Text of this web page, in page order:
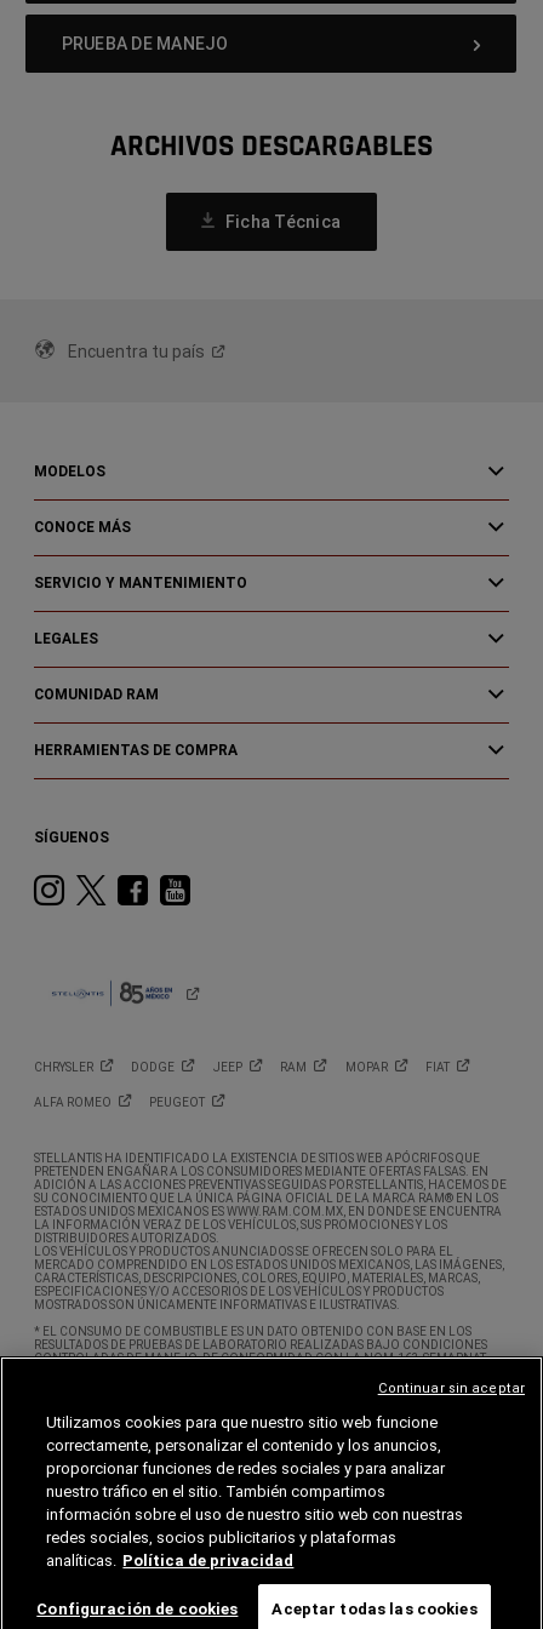
PRUEBA DE MANEJO
ARCHIVOS DESCARGABLES
Ficha Técnica
Encuentra tu país
MODELOS
CONOCE MÁS
SERVICIO Y MANTENIMIENTO
LEGALES
COMUNIDAD RAM
HERRAMIENTAS DE COMPRA
SÍGUENOS
Instagram
TwitterFacebook
Youtube
CHRYSLER DODGE JEEP RAM MOPAR FIAT
ALFA ROMEO PEUGEOT
STELLANTIS HA IDENTIFICADO LA EXISTENCIA DE SITIOS WEB APÓCRIFOS QUE
PRETENDEN ENGAÑAR A LOS CONSUMIDORES MEDIANTE OFERTAS FALSAS. EN
ADICIÓN A LAS ACCIONES PREVENTIVAS SEGUIDAS POR STELLANTIS, HACEMOS DE
SU CONOCIMIENTO QUE LA ÚNICA PÁGINA OFICIAL DE LA MARCA RAM® EN LOS
ESTADOS UNIDOS MEXICANOS ES WWW.RAM.COM.MX, EN DONDE SE ENCUENTRA
LA INFORMACIÓN VERAZ DE LOS VEHÍCULOS, SUS PROMOCIONES Y LOS
DISTRIBUIDORES AUTORIZADOS.
LOS VEHÍCULOS Y PRODUCTOS ANUNCIADOS SE OFRECEN SOLO PARA EL
MERCADO COMPRENDIDO EN LOS ESTADOS UNIDOS MEXICANOS, LAS IMÁGENES,
CARACTERÍSTICAS, DESCRIPCIONES, COLORES, EQUIPO, MATERIALES, MARCAS,
ESPECIFICACIONES Y/O ACCESORIOS DE LOS VEHÍCULOS Y PRODUCTOS
MOSTRADOS SON ÚNICAMENTE INFORMATIVAS E ILUSTRATIVAS.
* EL CONSUMO DE COMBUSTIBLE ES UN DATO OBTENIDO CON BASE EN LOS
RESULTADOS DE PRUEBAS DE LABORATORIO REALIZADAS BAJO CONDICIONES
CONTROLADAS DE MANEJO, DE CONFORMIDAD CON LA NOM-163-SEMARNAT-
AQUELLAS SUJETAS A VARIABLES QUE PUEDAN AFECTAR EL RENDIMIENTO DE
COMBUSTIBLE TALES COMO LA ALTITUD, LA TEMPERATURA AMBIENTE,
ESTE SITIO OBTIENE DATOS PERSONALES A TRAVÉS DE COOKIES Y WEB BEACONS. SI
DESEA SABER MÁS ACERCA DE CÓMO PODRÍA INHABILITAR LAS COOKIES, POR
FAVOR CONSULTE NUESTRO ÚLTIMO AVISO DE PRIVACIDAD. ASIMISMO LE
RECOMENDAMOS REVISAR LAS ACTUALIZACIONES REALIZADAS A NUESTRO AVISO
DE PRIVACIDAD PUBLICADAS EL DÍA 1 DE MARZO DE 2026.
© 2026 STELLANTIS MÉXICO, S.A. DE C.V. TODOS LOS DERECHOS RESERVADOS.
CHRYSLER®, DODGE®, JEEP®, RAM® Y MOPAR® SON MARCAS REGISTRADAS DE FCA
US LLC. LAS MARCAS ALFA ROMEO® Y FIAT® SON MARCAS REGISTRADAS BAJO
LICENCIA DE FCA GROUP MARKETING S.P.A. Y SE ENCUENTRAN LICENCIADAS EN
FAVOR DE STELLANTIS MÉXICO, S.A. DE C.V. LAS DEMÁS MARCAS REGISTRADAS SON
PROPIEDAD DE SUS RESPECTIVOS TITULARES.
Utilizamos cookies para que nuestro sitio web funcione
correctamente, personalizar el contenido y los anuncios,
proporcionar funciones de redes sociales y para analizar
nuestro tráfico en el sitio. También compartimos
información sobre el uso de nuestro sitio web con nuestras
redes sociales, socios publicitarios y plataformas
analíticas. Política de privacidad
Configuración de cookies Aceptar todas las cookies
Continuar sin aceptar